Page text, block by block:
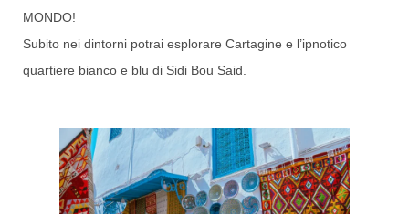
MONDO!
Subito nei dintorni potrai esplorare Cartagine e l’ipnotico
quartiere bianco e blu di Sidi Bou Said.